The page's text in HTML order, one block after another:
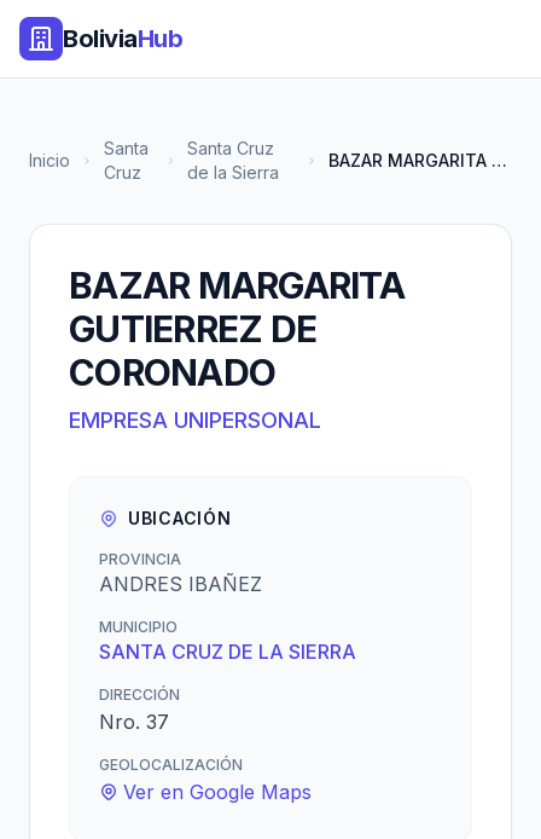
BoliviaHub
Inicio
Santa
Cruz
Santa Cruz
de la Sierra
BAZAR MARGARITA GUTIERREZ DE C...
BAZAR MARGARITA
GUTIERREZ DE
CORONADO
EMPRESA UNIPERSONAL
UBICACIÓN
PROVINCIA
ANDRES IBAÑEZ
MUNICIPIO
SANTA CRUZ DE LA SIERRA
DIRECCIÓN
Nro. 37
GEOLOCALIZACIÓN
Ver en Google Maps